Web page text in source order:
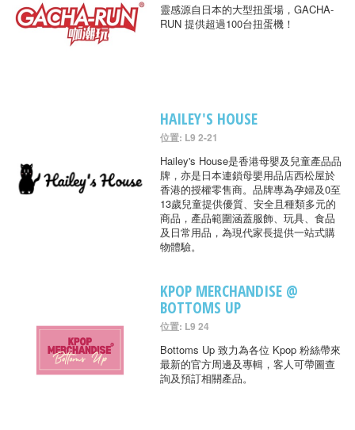
靈感源自日本的大型扭蛋場，GACHA-
RUN 提供超過100台扭蛋機！
HAILEY'S HOUSE
位置: L9 2-21
Hailey's House是香港母嬰及兒童產品品
牌，亦是日本連鎖母嬰用品店西松屋於
香港的授權零售商。品牌專為孕婦及0至
13歲兒童提供優質、安全且種類多元的
商品，產品範圍涵蓋服飾、玩具、食品
及日常用品，為現代家長提供一站式購
物體驗。
KPOP MERCHANDISE @
BOTTOMS UP
位置: L9 24
Bottoms Up 致力為各位 Kpop 粉絲帶來
最新的官方周邊及專輯，客人可帶圖查
詢及預訂相關產品。